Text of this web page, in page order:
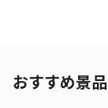
おすすめ景品